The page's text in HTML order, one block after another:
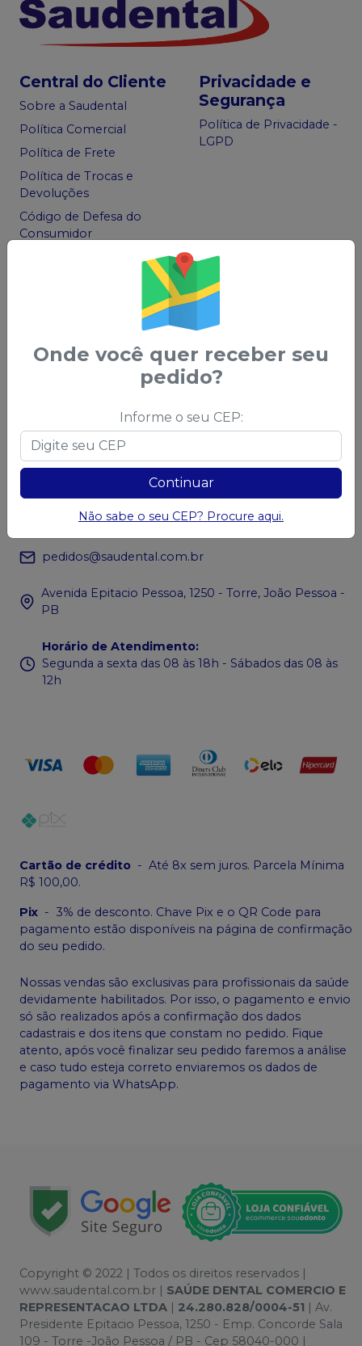
Central do Cliente
Sobre a Saudental
Política Comercial
Política de Frete
Política de Trocas e
Devoluções
Código de Defesa do
Consumidor
Privacidade e
Segurança
Política de Privacidade -
LGPD
Chame no WhatsApp
83 99966-0025
Atendimento
pedidos@saudental.com.br
Avenida Epitacio Pessoa, 1250 - Torre, João Pessoa -
PB
Horário de Atendimento:
Segunda a sexta das 08 às 18h - Sábados das 08 às
12h
Cartão de crédito - Até 8x sem juros. Parcela Mínima
R$ 100,00.
Pix - 3% de desconto. Chave Pix e o QR Code para
pagamento estão disponíveis na página de confirmação
do seu pedido.
Nossas vendas são exclusivas para profissionais da saúde
devidamente habilitados. Por isso, o pagamento e envio
só são realizados após a confirmação dos dados
cadastrais e dos itens que constam no pedido. Fique
atento, após você finalizar seu pedido faremos a análise
e caso tudo esteja correto enviaremos os dados de
pagamento via WhatsApp.
Copyright © 2022 | Todos os direitos reservados |
www.saudental.com.br | SAÚDE DENTAL COMERCIO E
REPRESENTACAO LTDA
24.280.828/0004-51 | Av.
Presidente Epitacio Pessoa, 1250 - Emp. Concorde Sala
109 - Torre -João Pessoa / PB - Cep 58040-000 |
Onde você quer receber seu
pedido?
Informe o seu CEP:
Continuar
Não sabe o seu CEP? Procure aqui.